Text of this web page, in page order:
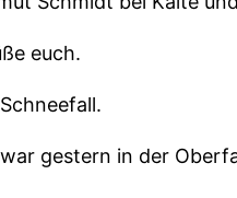
euch.
gestern in der